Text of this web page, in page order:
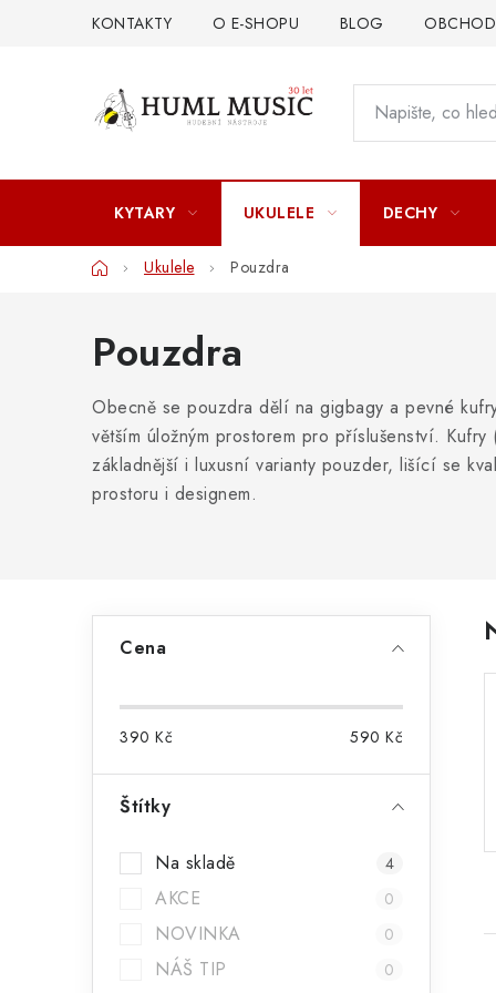
KONTAKTY O E-SHOPU BLOG
KYTARY UKULELE DECHY
DomůUkulele Pouzdra
Pouzdra
Obecně se pouzdra dělí na gigbagy a pevné
větším úložným prostorem pro příslušenství.
základnější i luxusní varianty pouzder, lišící se
prostoru i designem.
t
Cena
390 Kč 590 Kč
Štítky
Na skladě 4
AKCE 0
NOVINKA 0
NÁŠ TIP 0